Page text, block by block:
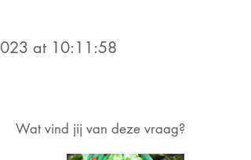
at 10:11:58
Wat vind jij van deze vraag?